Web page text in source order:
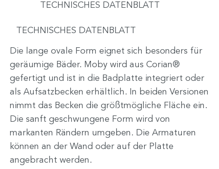
TECHNISCHES DATENBLATT
TECHNISCHES DATENBLATT
Die lange ovale Form eignet sich besonders für
geräumige Bäder. Moby wird aus Corian®
gefertigt und ist in die Badplatte integriert oder
als Aufsatzbecken erhältlich. In beiden Versionen
nimmt das Becken die größtmögliche Fläche ein.
Die sanft geschwungene Form wird von
markanten Rändern umgeben. Die Armaturen
können an der Wand oder auf der Platte
angebracht werden.